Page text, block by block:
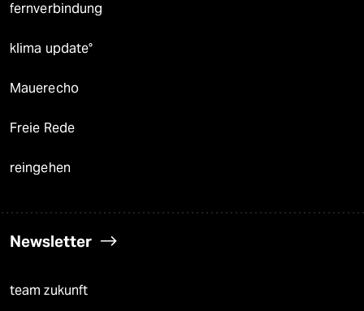
fernverbindung
klima update°
Mauerecho
Freie Rede
reingehen
Newsletter
team zukunft